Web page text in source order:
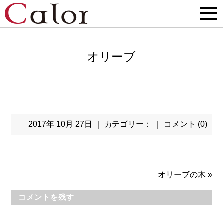
オリーブ
2017年 10月 27日 ｜ カテゴリー： ｜ コメント (0)
オリーブの木 »
コメントを残す